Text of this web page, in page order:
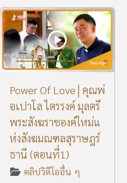
Power Of Love│คุณพ่
อเปาโล ไตรรงค์ มุลตรี
พระสังฆราชองค์ใหม่แ
ห่งสังฆมณฑลสุราษฎร์
ธานี (ตอนที่1)
คลิปวิดีโออื่น ๆ